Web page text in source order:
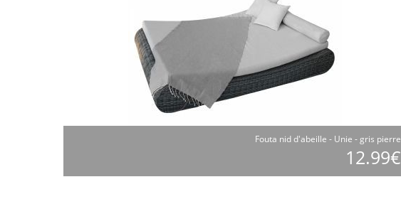
Fouta nid d'abeille - Unie - gris pierre
12.99€